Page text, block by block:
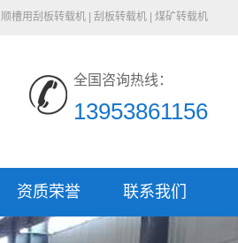
顺槽用刮板转载机 刮板转载机 煤矿转载机
全国咨询热线：
13953861156
资质荣誉 联系我们